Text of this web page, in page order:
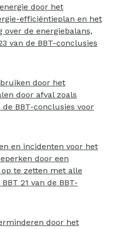
door het
efficiëntieplan en het
over de energiebalans,
van de BBT-conclusies
door het
door afval zoals
BBT-conclusies voor
en incidenten voor het
door een
te zetten met alle
21 van de BBT-
door het